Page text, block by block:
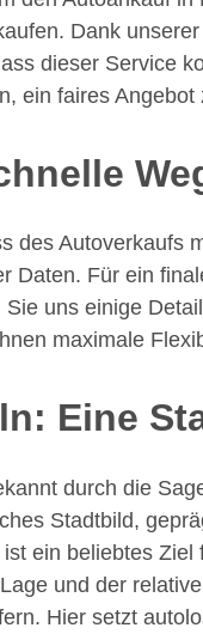
Dank
dieser Service
ein faires Angebot
des Autoverkaufs
Daten. Für ein
Sie uns einige
maximale
Eine
durch die
Stadtbild,
ein beliebtes
und der
Hier setzt